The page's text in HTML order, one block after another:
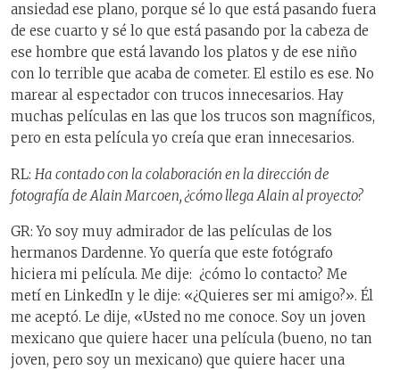
ansiedad ese plano, porque sé lo que está pasando fuera
de ese cuarto y sé lo que está pasando por la cabeza de
ese hombre que está lavando los platos y de ese niño
con lo terrible que acaba de cometer. El estilo es ese. No
marear al espectador con trucos innecesarios. Hay
muchas películas en las que los trucos son magníficos,
pero en esta película yo creía que eran innecesarios.
RL: Ha contado con la colaboración en la dirección de
fotografía de Alain Marcoen, ¿cómo llega Alain al proyecto?
GR: Yo soy muy admirador de las películas de los
hermanos Dardenne. Yo quería que este fotógrafo
hiciera mi película. Me dije: ¿cómo lo contacto? Me
metí en LinkedIn y le dije: «¿Quieres ser mi amigo?». Él
me aceptó. Le dije, «Usted no me conoce. Soy un joven
mexicano que quiere hacer una película (bueno, no tan
joven, pero soy un mexicano) que quiere hacer una